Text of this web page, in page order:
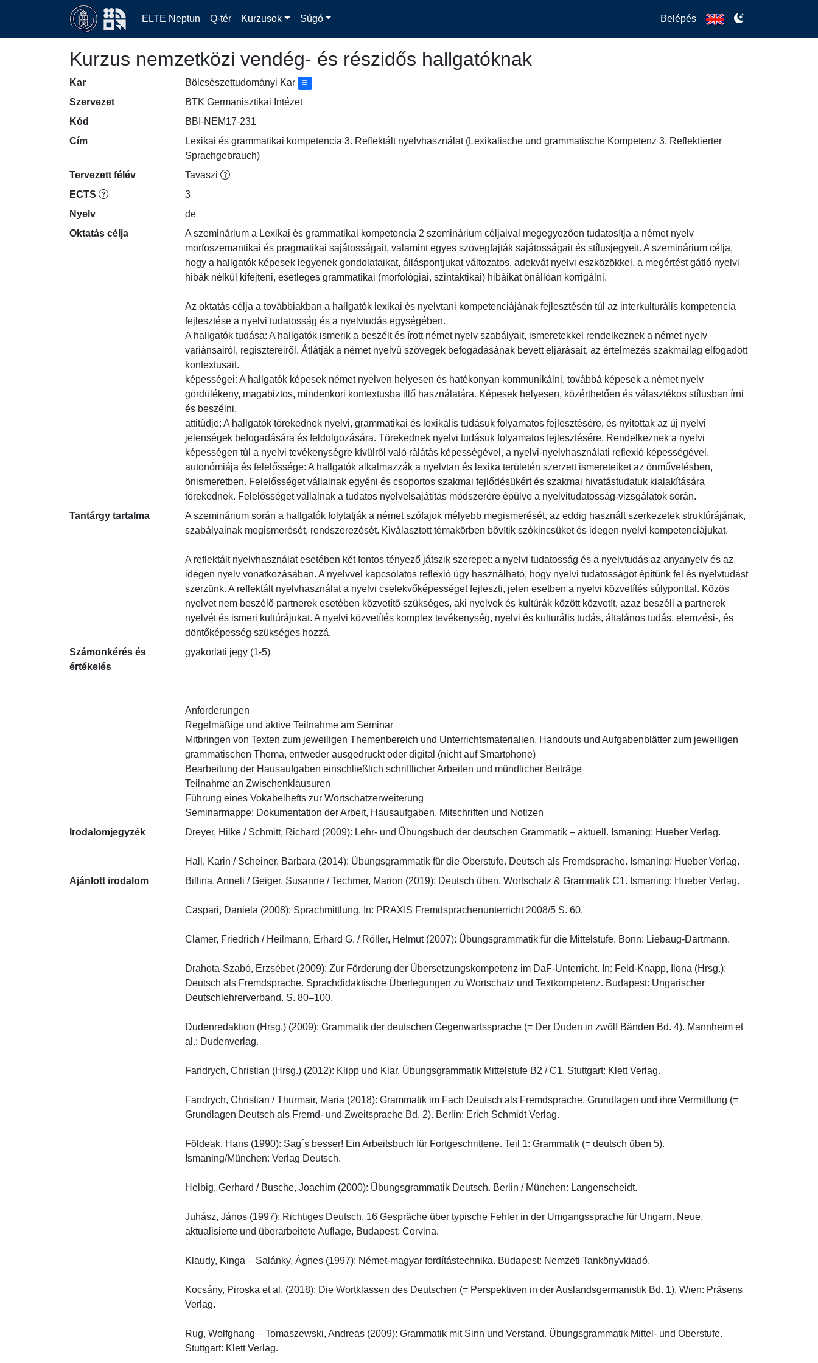
ELTE Neptun Q-tér Kurzusok Súgó Belépés
Kurzus nemzetközi vendég- és részidős hallgatóknak
Kar
Bölcsészettudományi Kar
Szervezet
BTK Germanisztikai Intézet
Kód
BBI-NEM17-231
Cím
Lexikai és grammatikai kompetencia 3. Reflektált nyelvhasználat (Lexikalische und grammatische Kompetenz 3. Reflektierter
Sprachgebrauch)
Tervezett félév
Tavaszi
ECTS
3
Nyelv
de
Oktatás célja
A szeminárium a Lexikai és grammatikai kompetencia 2 szeminárium céljaival megegyezően tudatosítja a német nyelv
morfoszemantikai és pragmatikai sajátosságait, valamint egyes szövegfajták sajátosságait és stílusjegyeit. A szeminárium célja,
hogy a hallgatók képesek legyenek gondolataikat, álláspontjukat változatos, adekvát nyelvi eszközökkel, a megértést gátló nyelvi
hibák nélkül kifejteni, esetleges grammatikai (morfológiai, szintaktikai) hibáikat önállóan korrigálni.
Az oktatás célja a továbbiakban a hallgatók lexikai és nyelvtani kompetenciájának fejlesztésén túl az interkulturális kompetencia
fejlesztése a nyelvi tudatosság és a nyelvtudás egységében.
A hallgatók tudása: A hallgatók ismerik a beszélt és írott német nyelv szabályait, ismeretekkel rendelkeznek a német nyelv
variánsairól, regisztereiről. Átlátják a német nyelvű szövegek befogadásának bevett eljárásait, az értelmezés szakmailag elfogadott
kontextusait.
képességei: A hallgatók képesek német nyelven helyesen és hatékonyan kommunikálni, továbbá képesek a német nyelv
gördülékeny, magabiztos, mindenkori kontextusba illő használatára. Képesek helyesen, közérthetően és választékos stílusban írni
és beszélni.
attitűdje: A hallgatók törekednek nyelvi, grammatikai és lexikális tudásuk folyamatos fejlesztésére, és nyitottak az új nyelvi
jelenségek befogadására és feldolgozására. Törekednek nyelvi tudásuk folyamatos fejlesztésére. Rendelkeznek a nyelvi
képességen túl a nyelvi tevékenységre kívülről való rálátás képességével, a nyelvi-nyelvhasználati reflexió képességével.
autonómiája és felelőssége: A hallgatók alkalmazzák a nyelvtan és lexika területén szerzett ismereteiket az önművelésben,
önismeretben. Felelősséget vállalnak egyéni és csoportos szakmai fejlődésükért és szakmai hivatástudatuk kialakítására
törekednek. Felelősséget vállalnak a tudatos nyelvelsajátítás módszerére épülve a nyelvitudatosság-vizsgálatok során.
Tantárgy tartalma
A szeminárium során a hallgatók folytatják a német szófajok mélyebb megismerését, az eddig használt szerkezetek struktúrájának,
szabályainak megismerését, rendszerezését. Kiválasztott témakörben bővítik szókincsüket és idegen nyelvi kompetenciájukat.
A reflektált nyelvhasználat esetében két fontos tényező játszik szerepet: a nyelvi tudatosság és a nyelvtudás az anyanyelv és az
idegen nyelv vonatkozásában. A nyelvvel kapcsolatos reflexió úgy használható, hogy nyelvi tudatosságot építünk fel és nyelvtudást
szerzünk. A reflektált nyelvhasználat a nyelvi cselekvőképességet fejleszti, jelen esetben a nyelvi közvetítés súlyponttal. Közös
nyelvet nem beszélő partnerek esetében közvetítő szükséges, aki nyelvek és kultúrák között közvetít, azaz beszéli a partnerek
nyelvét és ismeri kultúrájukat. A nyelvi közvetítés komplex tevékenység, nyelvi és kulturális tudás, általános tudás, elemzési-, és
döntőképesség szükséges hozzá.
Számonkérés és
értékelés
gyakorlati jegy (1-5)
Anforderungen
Regelmäßige und aktive Teilnahme am Seminar
Mitbringen von Texten zum jeweiligen Themenbereich und Unterrichtsmaterialien, Handouts und Aufgabenblätter zum jeweiligen
grammatischen Thema, entweder ausgedruckt oder digital (nicht auf Smartphone)
Bearbeitung der Hausaufgaben einschließlich schriftlicher Arbeiten und mündlicher Beiträge
Teilnahme an Zwischenklausuren
Führung eines Vokabelhefts zur Wortschatzerweiterung
Seminarmappe: Dokumentation der Arbeit, Hausaufgaben, Mitschriften und Notizen
Irodalomjegyzék
Dreyer, Hilke / Schmitt, Richard (2009): Lehr- und Übungsbuch der deutschen Grammatik – aktuell. Ismaning: Hueber Verlag.
Hall, Karin / Scheiner, Barbara (2014): Übungsgrammatik für die Oberstufe. Deutsch als Fremdsprache. Ismaning: Hueber Verlag.
Ajánlott irodalom
Billina, Anneli / Geiger, Susanne / Techmer, Marion (2019): Deutsch üben. Wortschatz & Grammatik C1. Ismaning: Hueber Verlag.
Caspari, Daniela (2008): Sprachmittlung. In: PRAXIS Fremdsprachenunterricht 2008/5 S. 60.
Clamer, Friedrich / Heilmann, Erhard G. / Röller, Helmut (2007): Übungsgrammatik für die Mittelstufe. Bonn: Liebaug-Dartmann.
Drahota-Szabó, Erzsébet (2009): Zur Förderung der Übersetzungskompetenz im DaF-Unterricht. In: Feld-Knapp, Ilona (Hrsg.):
Deutsch als Fremdsprache. Sprachdidaktische Überlegungen zu Wortschatz und Textkompetenz. Budapest: Ungarischer
Deutschlehrerverband. S. 80–100.
Dudenredaktion (Hrsg.) (2009): Grammatik der deutschen Gegenwartssprache (= Der Duden in zwölf Bänden Bd. 4). Mannheim et
al.: Dudenverlag.
Fandrych, Christian (Hrsg.) (2012): Klipp und Klar. Übungsgrammatik Mittelstufe B2 / C1. Stuttgart: Klett Verlag.
Fandrych, Christian / Thurmair, Maria (2018): Grammatik im Fach Deutsch als Fremdsprache. Grundlagen und ihre Vermittlung (=
Grundlagen Deutsch als Fremd- und Zweitsprache Bd. 2). Berlin: Erich Schmidt Verlag.
Földeak, Hans (1990): Sag´s besser! Ein Arbeitsbuch für Fortgeschrittene. Teil 1: Grammatik (= deutsch üben 5).
Ismaning/München: Verlag Deutsch.
Helbig, Gerhard / Busche, Joachim (2000): Übungsgrammatik Deutsch. Berlin / München: Langenscheidt.
Juhász, János (1997): Richtiges Deutsch. 16 Gespräche über typische Fehler in der Umgangssprache für Ungarn. Neue,
aktualisierte und überarbeitete Auflage, Budapest: Corvina.
Klaudy, Kinga – Salánky, Ágnes (1997): Német-magyar fordítástechnika. Budapest: Nemzeti Tankönyvkiadó.
Kocsány, Piroska et al. (2018): Die Wortklassen des Deutschen (= Perspektiven in der Auslandsgermanistik Bd. 1). Wien: Präsens
Verlag.
Rug, Wolfghang – Tomaszewski, Andreas (2009): Grammatik mit Sinn und Verstand. Übungsgrammatik Mittel- und Oberstufe.
Stuttgart: Klett Verlag.